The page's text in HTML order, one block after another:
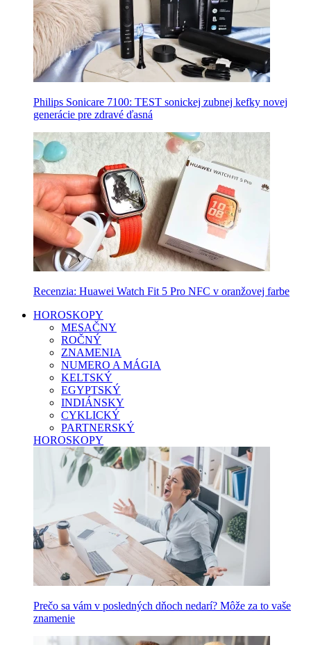
Philips Sonicare 7100: TEST sonickej zubnej kefky novej
generácie pre zdravé ďasná
Recenzia: Huawei Watch Fit 5 Pro NFC v oranžovej farbe
HOROSKOPY
MESAČNY
ROČNÝ
ZNAMENIA
NUMERO A MÁGIA
KELTSKÝ
EGYPTSKÝ
INDIÁNSKY
CYKLICKÝ
PARTNERSKÝ
HOROSKOPY
Prečo sa vám v posledných dňoch nedarí? Môže za to vaše
znamenie